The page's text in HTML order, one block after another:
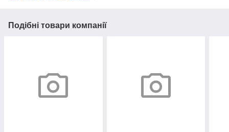
Подібні товари компанії